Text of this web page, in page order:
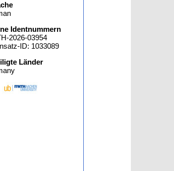
Identnummern
2026-03954
ID: 1033089
Länder